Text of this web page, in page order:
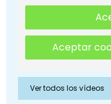
Aceptar
Ver todos los vídeos